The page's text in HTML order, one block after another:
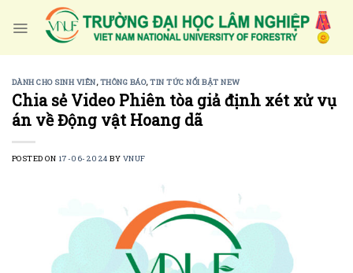
DÀNH CHO SINH VIÊN,THÔNG BÁO,TIN TỨC NỔI BẬT NEW
Chia sẻ Video Phiên tòa giả định xét xử vụ
án về Động vật Hoang dã
POSTED ON 17-06-2024 BY VNUF